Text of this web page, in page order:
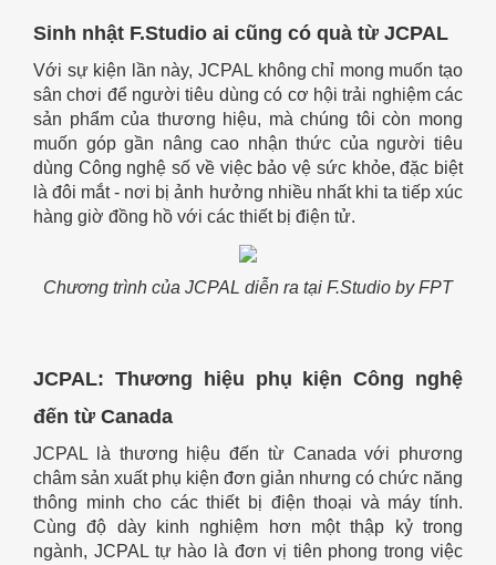
Sinh nhật F.Studio ai cũng có quà từ JCPAL
Với sự kiện lần này, JCPAL không chỉ mong muốn tạo
sân chơi để người tiêu dùng có cơ hội trải nghiệm các
sản phẩm của thương hiệu, mà chúng tôi còn mong
muốn góp gần nâng cao nhận thức của người tiêu
dùng Công nghệ số về việc bảo vệ sức khỏe, đặc biệt
là đôi mắt - nơi bị ảnh hưởng nhiều nhất khi ta tiếp xúc
hàng giờ đồng hồ với các thiết bị điện tử.
Chương trình của JCPAL diễn ra tại F.Studio by FPT
JCPAL: Thương hiệu phụ kiện Công nghệ
đến từ Canada
JCPAL là thương hiệu đến từ Canada với phương
châm sản xuất phụ kiện đơn giản nhưng có chức năng
thông minh cho các thiết bị điện thoại và máy tính.
Cùng độ dày kinh nghiệm hơn một thập kỷ trong
ngành, JCPAL tự hào là đơn vị tiên phong trong việc